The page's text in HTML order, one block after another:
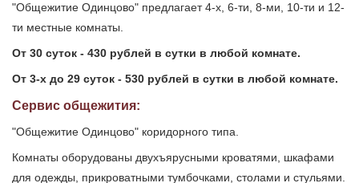
"Общежитие Одинцово" предлагает 4-х, 6-ти, 8-ми, 10-ти и 12-
ти местные комнаты.
От 30 суток - 430 рублей в сутки в любой комнате.
От 3-х до 29 суток - 530 рублей в сутки в любой комнате.
Сервис общежития:
"Общежитие Одинцово" коридорного типа.
Комнаты оборудованы двухъярусными кроватями, шкафами
для одежды, прикроватными тумбочками, столами и стульями.